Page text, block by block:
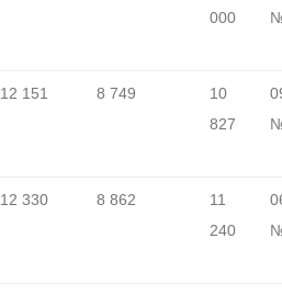
000
12 151 8 749
10
827
12 330 8 862
11
240